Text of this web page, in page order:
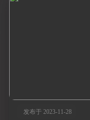
发布于 2023-11-28